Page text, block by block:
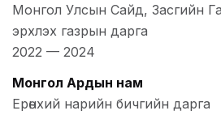
Монгол Улсын Сайд, Засгийн
эрхлэх газрын дарга
2022 — 2024
Монгол Ардын нам
Ерөнхий нарийн бичгийн дарга